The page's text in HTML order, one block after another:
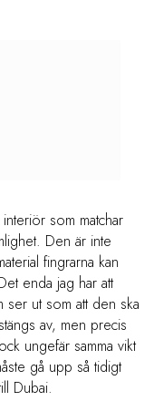
som matchar
Den är inte
fingrarna kan
enda jag har att
ser ut som att den ska
av, men precis
ungefär samma vikt
gå upp så tidigt
Dubai.